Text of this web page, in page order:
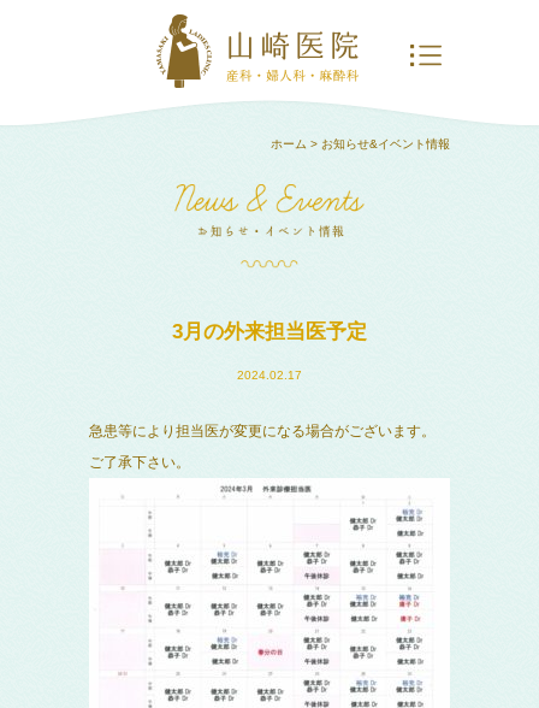
ホーム > お知らせ&イベント情報
3月の外来担当医予定
2024.02.17
急患等により担当医が変更になる場合がございます。
ご了承下さい。